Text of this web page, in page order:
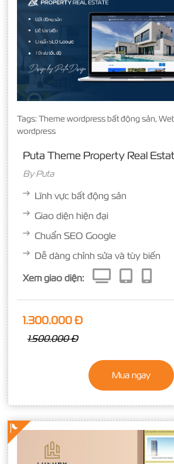
Tags: Theme wordpress bất động sản,
wordpress
Puta Theme Property Real
ByPuta
Lĩnh vực bất động sản
Giao diện hiện đại
Chuẩn SEO Google
Dễ dàng chỉnh sửa và tùy biến
Xem giao diện:
1.300.000 Đ
1.500.000 Đ
Mua ngay